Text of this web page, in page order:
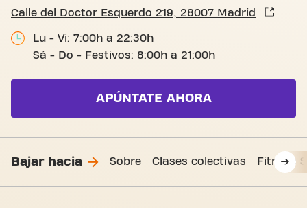
Calle del Doctor Esquerdo 219, 28007 Madrid
Lu - Vi: 7:00h a 22:30h
Sá - Do - Festivos: 8:00h a 21:00h
APÚNTATE AHORA
Bajar hacia Sobre Clases colectivas Fitness